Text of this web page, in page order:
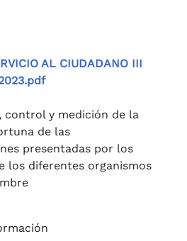
AL CIUDADANO III
control y medición de la
de las
presentadas por los
los diferentes organismos